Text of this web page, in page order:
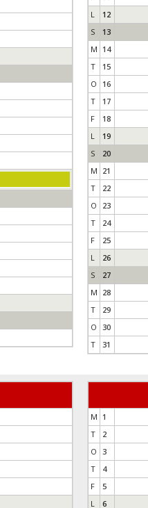
L
12
S
13
M 14
T
15
O
16
T
17
F
18
L
19
S
20
M 21
T
22
O
23
T
24
F
25
L
26
S
27
M 28
T
29
O 30
T
31
M 1
T
2
O 3
T
4
F
5
L
6